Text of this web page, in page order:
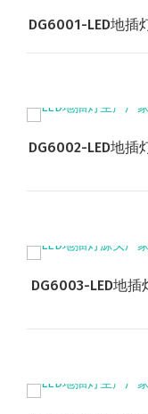
DG6001-LED地插
DG6002-LED地插
DG6003-LED地